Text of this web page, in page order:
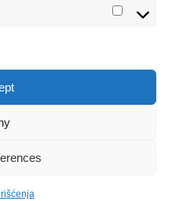
2019-2026